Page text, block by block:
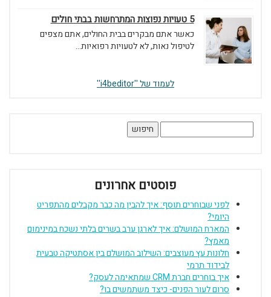
5 טעויות נפוצות המתרחשות בבתי חולים
כאשר אתם מבקרים בבית החולים, אתם מצפים
לטיפול נאות, לא לטעויות רפואיות...
לעמוד של ''i4beditor''
פוסטים אחרונים
לפני שבוחרים תוסף: איך להבין מה כבר מקבלים מהתפריט
היומי?
המארח המושלם: איך לארגן ערב בשרים בלתי נשכח במינימום
מאמץ?
חלונות עץ מעוצבים: השילוב המושלם בין אסתטיקה טבעית
לבידוד תרמי
איך בוחרים חברת CRM שמתאימה לעסק?
סרום לעור הפנים- כיצד משתמשים בו?